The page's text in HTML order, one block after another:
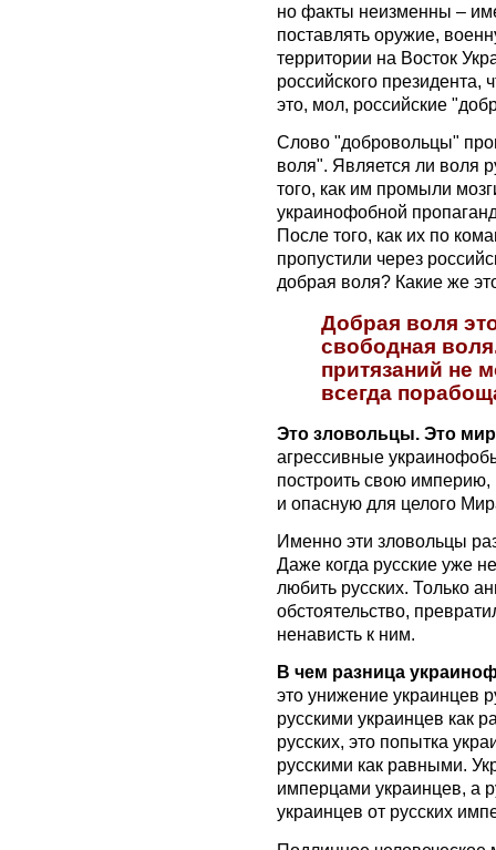
но факты неизменны –
поставлять оружие,
территории на Восток
российского президента,
это, мол, российские
Слово "добровольцы"
воля". Является ли воля
того, как им промыли
украинофобной
После того, как их по
пропустили через
добрая воля? Какие же
Добрая воля
свободная
притязаний не
всегда
Это зловольцы. Это
агрессивные
построить свою
и опасную для целого
Именно эти зловольцы
Даже когда русские уже
любить русских. Только
обстоятельство,
ненависть к ним.
В чем разница
это унижение украинцев
русскими украинцев как
русских, это попытка
русскими как равными.
имперцами украинцев, а
украинцев от русских